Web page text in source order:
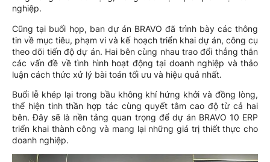
nghiệp.
Cũng tại buổi họp, ban dự án BRAVO đã trình bày các thông
tin về mục tiêu, phạm vi và kế hoạch triển khai dự án, công cụ
theo dõi tiến độ dự án. Hai bên cùng nhau trao đổi thẳng thắn
các vấn đề về tình hình hoạt động tại doanh nghiệp và thảo
luận cách thức xử lý bài toán tối ưu và hiệu quả nhất.
Buổi lễ khép lại trong bầu không khí hứng khởi và đồng lòng,
thể hiện tinh thần hợp tác cùng quyết tâm cao độ từ cả hai
bên. Đây sẽ là nền tảng quan trọng để dự án BRAVO 10 ERP
triển khai thành công và mang lại những giá trị thiết thực cho
doanh nghiệp.